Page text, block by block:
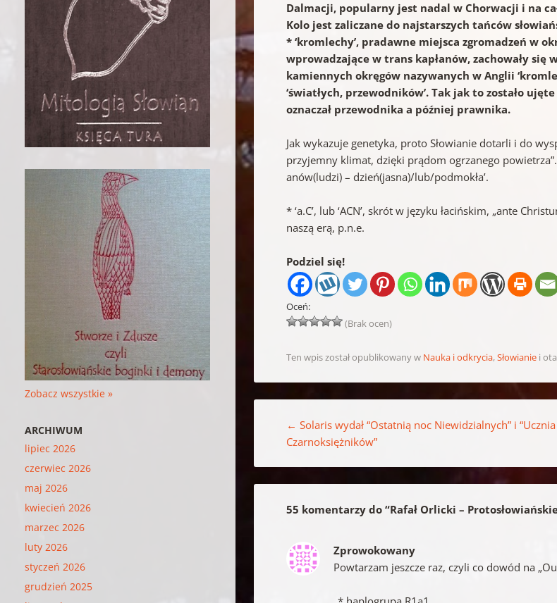
Dalmacji, popularny jest nadal w Chorwacji i na
Kolo jest zaliczane do najstarszych tańców
* ‘kromlechy’, pradawne miejsca zgromadzeń w
wprowadzające w trans kapłanów, zachowały
kamiennych okręgów nazywanych w Anglii
‘światłych, przewodników’. Tak jak to zostało
oznaczał przewodnika a później prawnika.
Jak wykazuje genetyka, proto Słowianie dotarli i do
przyjemny klimat, dzięki prądom ogrzanego powietrza”.
anów(ludzi) – dzień(jasna)/lub/podmokła’.
* ‘a.C’, lub ‘ACN’, skrót w języku łacińskim, „ante
naszą erą, p.n.e.
Podziel się!
Oceń:
(Brak ocen)
Ten wpis został opublikowany w Nauka i odkrycia,Słowianie i
← Solaris wydał “Ostatnią noc Niewidzialnych” i “Ucznia
Czarnoksiężników”
55 komentarzy do “Rafał Orlicki –
Zprowokowany
Powtarzam jeszcze raz, czyli co dowód na
Zobacz wszystkie »
ARCHIWUM
lipiec 2026
czerwiec 2026
maj 2026
kwiecień 2026
marzec 2026
luty 2026
styczeń 2026
grudzień 2025